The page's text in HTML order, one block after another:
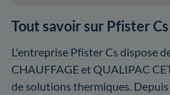
Tout savoir sur Pfister Cs
L'entreprise Pfister Cs dispose
CHAUFFAGE et QUALIPAC
de solutions thermiques.